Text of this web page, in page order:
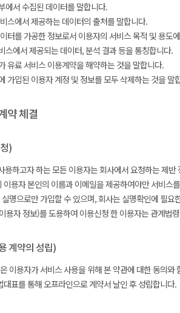
에서 수집된 데이터를 말합니다.
스에서 제공하는 데이터의 출처를 말합니다.
이터를 가공한 정보로서 이용자의 서비스 목적 및 용
스에서 제공되는 데이터, 분석 결과 등을 통칭합니다.
유료 서비스 이용계약을 해약하는 것을 말합니다.
가입된 이용자 계정 및 정보를 모두 삭제하는 것을 말
약 체결
)
용하고자 하는 모든 이용자는 회사에서 요청하는 제
이용자 본인의 이름과 이메일을 제공하여야만 서비
명으로만 가입할 수 있으며, 회사는 실명확인에 필요
용자 정보)를 도용하여 이용신청 한 이용자는 관계법
계약의 성립)
이용자가 서비스 사용을 위해 본 약관에 대한 동의
대표를 통해 오프라인으로 계약서 날인 후 성립합니다.